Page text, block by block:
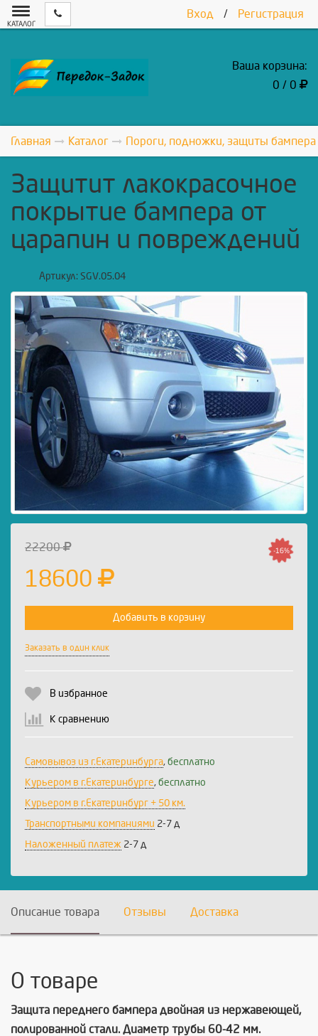
Вход / Регистрация
КАТАЛОГ
Ваша корзина:
0 / 0
Главная Каталог Пороги, подножки, защиты
Защитит лакокрасочное
покрытие бампера от
царапин и повреждений
Артикул: SGV.05.04
22200
18600
-16%
Добавить в корзину
Заказать в один клик
В избранное
К сравнению
Самовывоз из г.Екатеринбурга, бесплатно
Курьером в г.Екатеринбурге, бесплатно
Курьером в г.Екатеринбург + 50 км.
Транспортными компаниями 2-7 д
Наложенный платеж 2-7 д
Описание товара Отзывы Доставка
О товаре
Защита переднего бампера двойная из нержавеющей,
полированной стали. Диаметр трубы 60-42 мм.